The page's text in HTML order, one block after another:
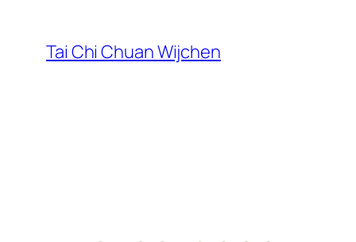
Tai Chi Chuan Wijchen